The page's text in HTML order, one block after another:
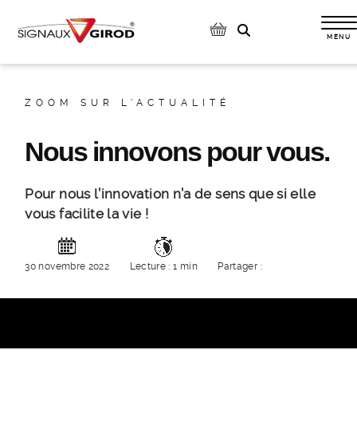
ZOOM SUR L'ACTUALITÉ
Nous innovons pour vous.
Pour nous l’innovation n’a de sens que si elle
vous facilite la vie !
30 novembre 2022 Lecture : 1 min Partager :